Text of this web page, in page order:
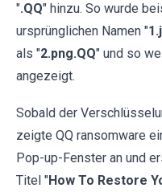
".QQ" hinzu. So wurde
ursprünglichen Namen "
als "2.png.QQ" und so
angezeigt.
Sobald der
zeigte QQ ransomware
Pop-up-Fenster an und
Titel "How To Restore